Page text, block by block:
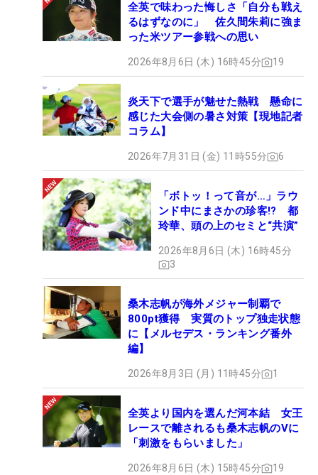
全英で味わった悔しさ「自分も戦え
るはずなのに」 佐久間朱莉に強ま
った米ツアー参戦への思い
2026年8月6日 (木) 16時45分 19
炎天下で選手が魅せた熱戦 懸命に
感じた大会側の暑さ対策【現地記者
コラム】
2026年7月31日 (金) 11時55分 6
「ボトッ！って音が…」ラウ
ンド中にまさかの珍客!? 都
玲華、頭の上のセミと“共演”
2026年8月6日 (木) 16時45分
3
桑木志帆が海外メジャー制覇で
800pt獲得 実質のトップ独走状態
に【メルセデス・ランキング番外
編】
2026年8月3日 (月) 11時45分 1
全英より国内を選んだ河本結 女王
レースで離されるも桑木志帆のVに
「刺激をもらいました」
2026年8月6日 (木) 15時45分 19